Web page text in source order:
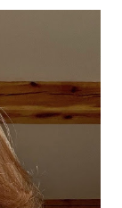
także w
mają
To budzi
zdrowia, bowiem
zaleceń.
czy